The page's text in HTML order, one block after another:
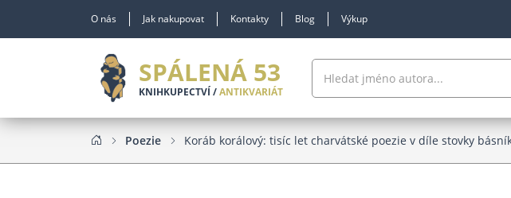
O nás Jak nakupovat Kontakty Blog Výkup
SPÁLENÁ 53
KNIHKUPECTVÍ /ANTIKVARIÁT
Poezie Koráb korálový: tisíc let charvátské poezie v díle stovky